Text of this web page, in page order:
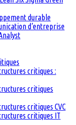
durable
d’entreprise
critiques :
critiques
critiques CVC
critiques IT